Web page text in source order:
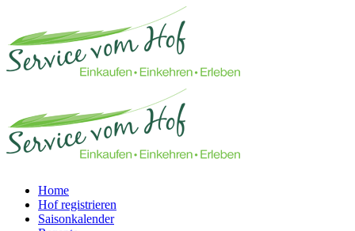
Home
Hof registrieren
Saisonkalender